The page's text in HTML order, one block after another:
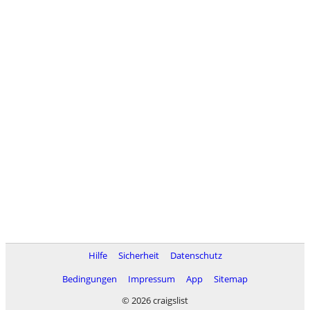
Hilfe Sicherheit
Datenschutz
Bedingungen
Impressum App
Sitemap
© 2026 craigslist